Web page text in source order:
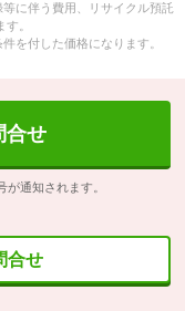
に伴う費用、リサイクル預託
。
を付した価格になります。
合せ
通知されます。
合せ